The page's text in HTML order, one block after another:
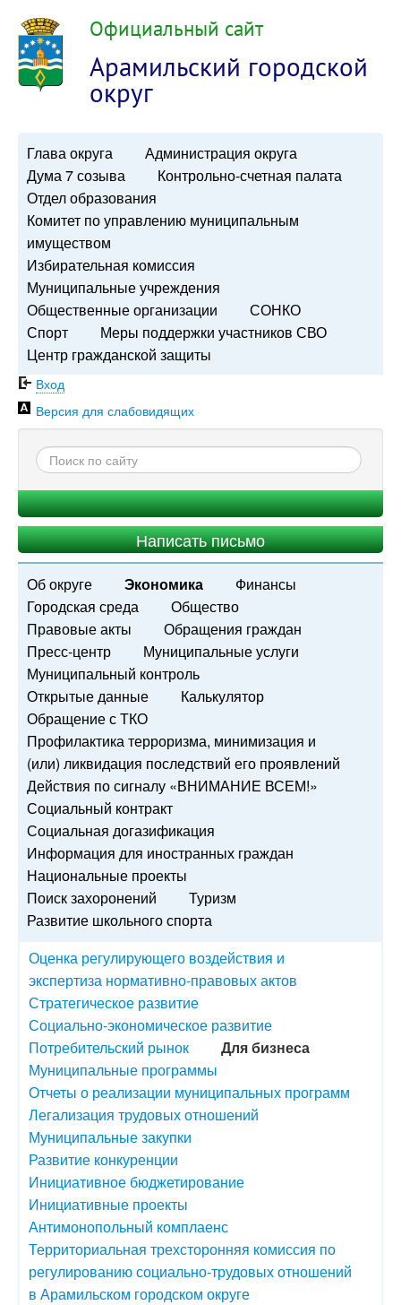
Официальный сайт
Арамильский городской
округ
Глава округа
Администрация округа
Дума 7 созыва
Контрольно-счетная палата
Отдел образования
Комитет по управлению муниципальным
имуществом
Избирательная комиссия
Муниципальные учреждения
Общественные организации
СОНКО
Спорт
Меры поддержки участников СВО
Центр гражданской защиты
Вход
Версия для слабовидящих
Написать письмо
Об округе Экономика
Финансы
Городская среда
Общество
Правовые акты
Обращения граждан
Пресс-центр
Муниципальные услуги
Муниципальный контроль
Открытые данные
Калькулятор
Обращение с ТКО
Профилактика терроризма, минимизация и
(или) ликвидация последствий его проявлений
Действия по сигналу «ВНИМАНИЕ ВСЕМ!»
Социальный контракт
Социальная догазификация
Информация для иностранных граждан
Национальные проекты
Поиск захоронений
Туризм
Развитие школьного спорта
Оценка регулирующего воздействия и
экспертиза нормативно-правовых актов
Стратегическое развитие
Социально-экономическое развитие
Потребительский рынок
Для бизнеса
Муниципальные программы
Отчеты о реализации муниципальных программ
Легализация трудовых отношений
Муниципальные закупки
Развитие конкуренции
Инициативное бюджетирование
Инициативные проекты
Антимонопольный комплаенс
Территориальная трехсторонняя комиссия по
регулированию социально-трудовых отношений
в Арамильском городском округе